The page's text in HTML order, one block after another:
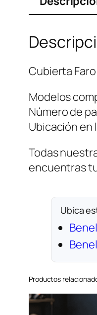
Cubierta
Modelos
Número de
Ubicación en
Todas
encuentras
Ubica
Productos